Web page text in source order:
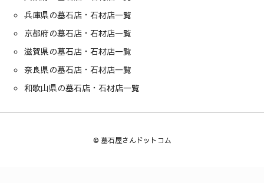
兵庫県の墓石店・石材店一覧
京都府の墓石店・石材店一覧
滋賀県の墓石店・石材店一覧
奈良県の墓石店・石材店一覧
和歌山県の墓石店・石材店一覧
© 墓石屋さんドットコム